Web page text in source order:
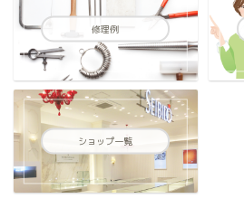
修理例
ショップ一覧